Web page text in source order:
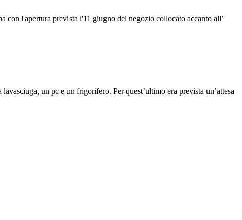
l'apertura prevista l'11 giugno del negozio collocato accanto all’
un pc e un frigorifero. Per quest’ultimo era prevista un’attesa